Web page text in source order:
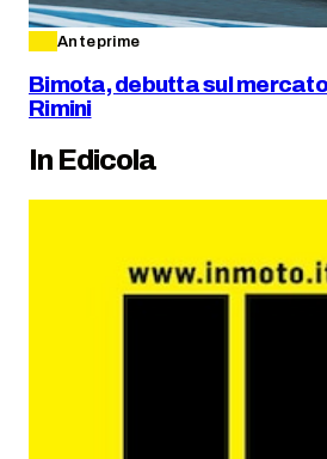
Anteprime
Bimota, debutta sul
Rimini
In Edicola